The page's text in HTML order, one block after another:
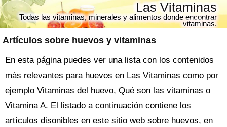
Artículos sobre huevos y vitaminas
Las Vitaminas
Todas las vitaminas, minerales y alimentos donde encontrar
vitaminas.
En esta página puedes ver una lista con los contenidos
más relevantes para huevos en Las Vitaminas como por
ejemplo Vitaminas del huevo, Qué son las vitaminas o
Vitamina A. El listado a continuación contiene los
artículos disonibles en este sitio web sobre huevos, en